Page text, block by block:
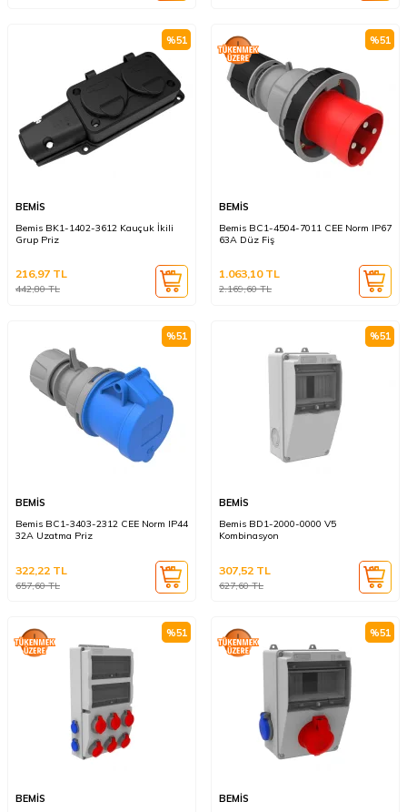
%51
BEMİS
Bemis BK1-1402-3612 Kauçuk İkili
Grup Priz
442,80TL
216,97 TL
%51
BEMİS
Bemis BC1-4504-7011 CEE Norm IP67
63A Düz Fiş
2.169,60TL
1.063,10TL
%51
BEMİS
Bemis BC1-3403-2312 CEE Norm IP44
32A Uzatma Priz
657,60TL
322,22 TL
%51
BEMİS
Bemis BD1-2000-0000 V5
Kombinasyon
627,60TL
307,52 TL
%51
BEMİS
%51
BEMİS